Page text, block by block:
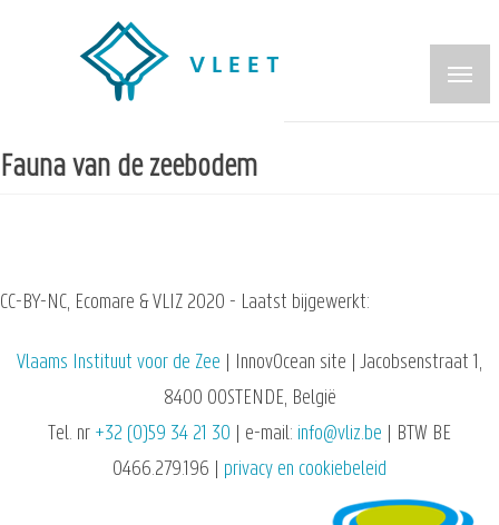
inhoud
Fauna van de zeebodem
CC-BY-NC, Ecomare & VLIZ 2020 - Laatst bijgewerkt:
Vlaams Instituut voor de Zee | InnovOcean site | Jacobsenstraat 1,
8400 OOSTENDE, België
Tel. nr +32 (0)59 34 21 30 | e-mail: info@vliz.be | BTW BE
0466.279.196 | privacy en cookiebeleid